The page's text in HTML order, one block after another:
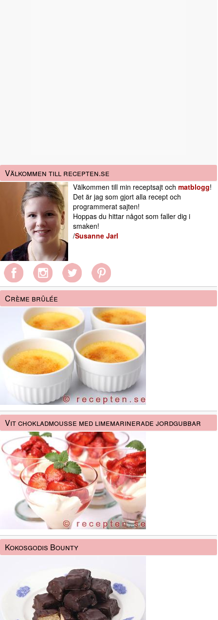
Välkommen till recepten.se
Välkommen till min receptsajt och matblogg!
Det är jag som gjort alla recept och
programmerat sajten!
Hoppas du hittar något som faller dig i
smaken!
/Susanne Jarl
Crème brûlée
Vit chokladmousse med limemarinerade jordgubbar
Kokosgodis Bounty